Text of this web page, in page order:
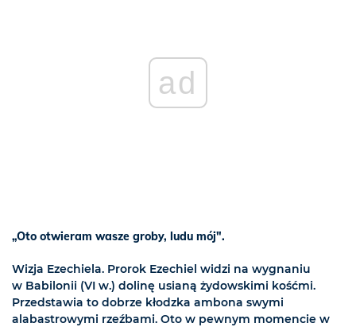
ad
„Oto otwieram wasze groby, ludu mój".
Wizja Ezechiela. Prorok Ezechiel widzi na wygnaniu
w Babilonii (VI w.) dolinę usianą żydowskimi kośćmi.
Przedstawia to dobrze kłodzka ambona swymi
alabastrowymi rzeźbami. Oto w pewnym momencie w